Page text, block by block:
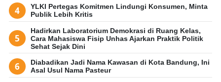
YLKI Pertegas Komitmen Lindungi Konsumen, Minta
Publik Lebih Kritis
Hadirkan Laboratorium Demokrasi di Ruang Kelas,
Cara Mahasiswa Fisip Unhas Ajarkan Praktik Politik
Sehat Sejak Dini
Diabadikan Jadi Nama Kawasan di Kota Bandung, Ini
Asal Usul Nama Pasteur